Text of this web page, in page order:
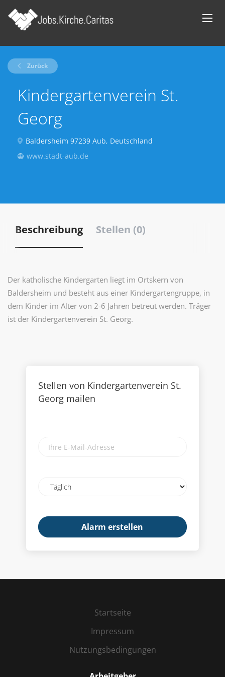
Zurück
Kindergartenverein St.
Georg
Baldersheim 97239 Aub, Deutschland
www.stadt-aub.de
Beschreibung Stellen (0)
Der katholische Kindergarten liegt im Ortskern von
Baldersheim und besteht aus einer Kindergartengruppe, in
dem Kinder im Alter von 2-6 Jahren betreut werden. Träger
ist der Kindergartenverein St. Georg.
Stellen von Kindergartenverein St.
Georg mailen
frequency
Startseite
Impressum
Nutzungsbedingungen